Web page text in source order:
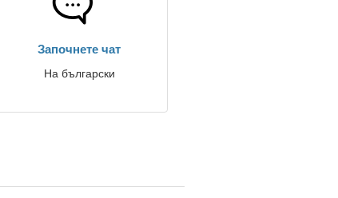
Започнете чат
На български